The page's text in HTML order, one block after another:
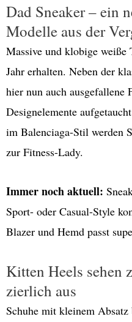
Dad Sneaker – ein
Modelle aus der
Massive und klobige weiße
Jahr erhalten. Neben der
hier nun auch ausgefallene
Designelemente
im Balenciaga-Stil werden
zur Fitness-Lady.
Immer noch aktuell:
Sport- oder Casual-Style
Blazer und Hemd passt
Kitten Heels sehen
zierlich aus
Schuhe mit kleinem